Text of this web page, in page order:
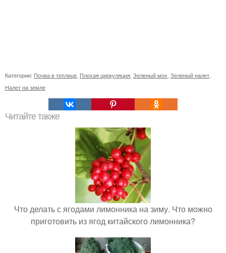
Категории: Почва в теплице Плохая циркуляция Зеленый мох Зеленый налет
Налет на земле
Читайте также
Что делать с ягодами лимонника на зиму. Что можно
приготовить из ягод китайского лимонника?